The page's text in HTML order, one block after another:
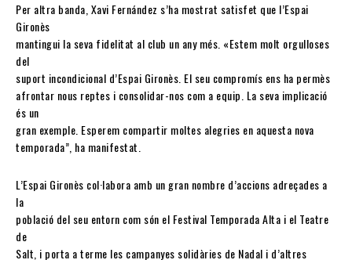
Per altra banda, Xavi Fernández s’ha mostrat satisfet que l’Espai
Gironès
mantingui la seva fidelitat al club un any més. «Estem molt orgulloses
del
suport incondicional d’Espai Gironès. El seu compromís ens ha permès
afrontar nous reptes i consolidar-nos com a equip. La seva implicació
és un
gran exemple. Esperem compartir moltes alegries en aquesta nova
temporada”, ha manifestat.
L’Espai Gironès col·labora amb un gran nombre d’accions adreçades a
la
població del seu entorn com són el Festival Temporada Alta i el Teatre
de
Salt, i porta a terme les campanyes solidàries de Nadal i d’altres